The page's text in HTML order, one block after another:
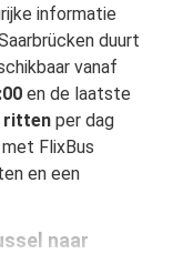
informatie
duurt
vanaf
en de laatste
ritten per dag
FlixBus
en een
naar